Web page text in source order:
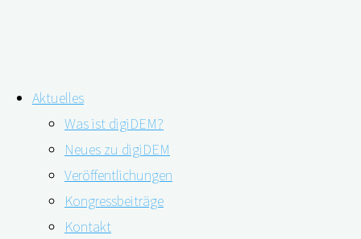
Inhalt
springen
Aktuelles
Was ist digiDEM?
Neues zu digiDEM
Veröffentlichungen
Kongressbeiträge
Kontakt
Laute Wohnumgebung als Demenz-
Risikofaktor